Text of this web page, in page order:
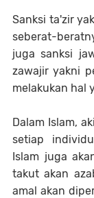
Sanksi ta'zir
seberat-
juga sanksi
zawajir yakni
melakukan hal
Dalam Islam,
setiap
Islam juga
takut akan
amal akan